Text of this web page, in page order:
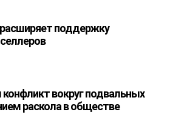
поддержку
конфликт вокруг подвальных
раскола в обществе